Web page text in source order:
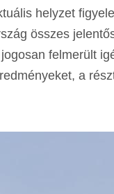
helyzet
összes
felmerült
a